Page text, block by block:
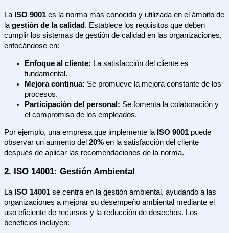
La ISO 9001 es la norma más conocida y utilizada en el ámbito de
la gestión de la calidad . Establece los requisitos que deben
cumplir los sistemas de gestión de calidad en las organizaciones,
enfocándose en:
Enfoque al cliente: La satisfacción del cliente es
fundamental.
Mejora continua: Se promueve la mejora constante de los
procesos.
Participación del personal: Se fomenta la colaboración y
el compromiso de los empleados.
Por ejemplo, una empresa que implemente la ISO 9001 puede
observar un aumento del 20% en la satisfacción del cliente
después de aplicar las recomendaciones de la norma.
2. ISO 14001: Gestión Ambiental
La ISO 14001 se centra en la gestión ambiental, ayudando a las
organizaciones a mejorar su desempeño ambiental mediante el
uso eficiente de recursos y la reducción de desechos. Los
beneficios incluyen: